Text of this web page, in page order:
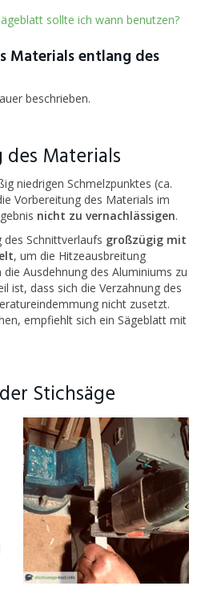
sollte ich wann benutzen?
Materials entlang des
beschrieben.
Materials
niedrigen Schmelzpunktes (ca.
Vorbereitung des Materials im
nicht zu vernachlässigen.
Schnittverlaufs großzügig mit
, um die Hitzeausbreitung
Ausdehnung des Aluminiums zu
ist, dass sich die Verzahnung des
nicht zusetzt.
empfiehlt sich ein Sägeblatt mit
Stichsäge